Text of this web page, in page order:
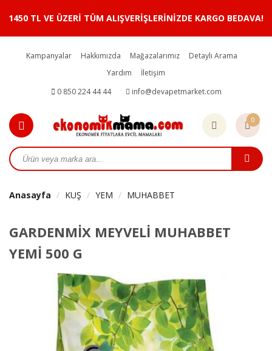
1450 TL VE ÜZERİ TÜM ALIŞVERİŞLERİNİZDE KARGO BEDAVA!
Kampanyalar Hakkımızda Mağazalarımız
Detaylı Arama
Yardım
İletişim
0 850 224 44 44
info@devapetmarket.com
0
Anasayfa KUŞ YEM MUHABBET
GARDENMİX MEYVELİ MUHABBET
YEMİ 500 G